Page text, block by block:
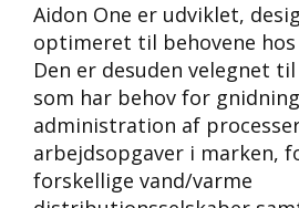
Aidon One er udviklet,
optimeret til behovene
Den er desuden velegnet
som har behov for
administration af
arbejdsopgaver i marken,
forskellige vand/varme